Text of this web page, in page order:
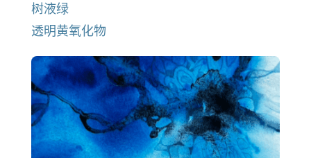
树液绿
透明黄氧化物